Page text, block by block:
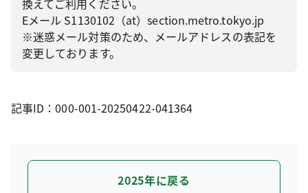
換えてご利用ください。
Eメール S1130102（at）section.metro.tokyo.jp
※迷惑メール対策のため、メールアドレスの表記を
変更しております。
記事ID：000-001-20250422-041364
2025年に戻る